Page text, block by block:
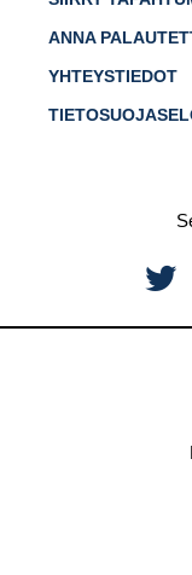
ANNA
YHTEYSTIEDOT